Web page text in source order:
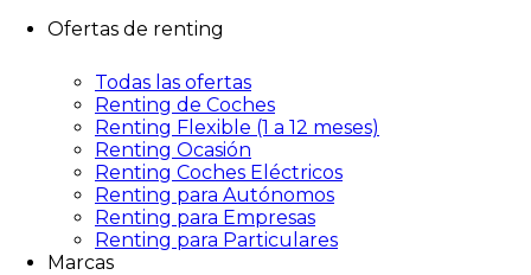
Ofertas de renting
Todas las ofertas
Renting de Coches
Renting Flexible (1 a 12 meses)
Renting Ocasión
Renting Coches Eléctricos
Renting para Autónomos
Renting para Empresas
Renting para Particulares
Marcas